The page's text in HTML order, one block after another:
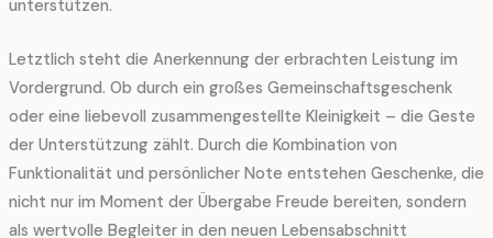
unterstützen.
Letztlich steht die Anerkennung der erbrachten Leistung im
Vordergrund. Ob durch ein großes Gemeinschaftsgeschenk
oder eine liebevoll zusammengestellte Kleinigkeit – die Geste
der Unterstützung zählt. Durch die Kombination von
Funktionalität und persönlicher Note entstehen Geschenke, die
nicht nur im Moment der Übergabe Freude bereiten, sondern
als wertvolle Begleiter in den neuen Lebensabschnitt